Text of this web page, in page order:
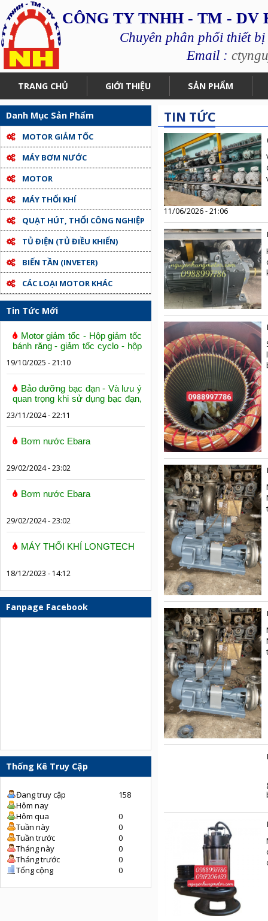
CÔNG TY TNHH - TM -
Chuyên phân phối thiết
Email :
TRANG CHỦ GIỚI THIỆU SẢN PHẨM
Danh Mục Sản Phẩm
MOTOR GIẢM TỐC
MÁY BƠM NƯỚC
MOTOR
MÁY THỔI KHÍ
QUẠT HÚT, THỔI CÔNG NGHIỆP
TỦ ĐIỆN (TỦ ĐIỀU KHIỂN)
BIẾN TẦN (INVETER)
CÁC LOẠI MOTOR KHÁC
Tin Tức Mới
Motor giảm tốc - Hộp giảm tốc
bánh răng - giảm tốc cyclo - hộp
19/10/2025 - 21:10
Bảo dưỡng bạc đạn - Và lưu ý
quan trọng khi sử dụng bạc đạn,
23/11/2024 - 22:11
Bơm nước Ebara
29/02/2024 - 23:02
Bơm nước Ebara
29/02/2024 - 23:02
MÁY THỔI KHÍ LONGTECH
18/12/2023 - 14:12
Fanpage Facebook
Thống Kê Truy Cập
Đang truy cập
158
Hôm nay
Hôm qua
0
Tuần này
0
Tuần trước
0
Tháng này
0
Tháng trước
0
Tổng cộng
0
TIN TỨC
11/06/2026 - 21:06